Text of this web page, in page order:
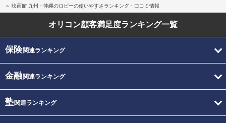
映画館 九州・沖縄のロビーの使いやすさランキング・口コミ情報
オリコン顧客満足度ランキング一覧
保険関連ランキング
金融関連ランキング
塾関連ランキング